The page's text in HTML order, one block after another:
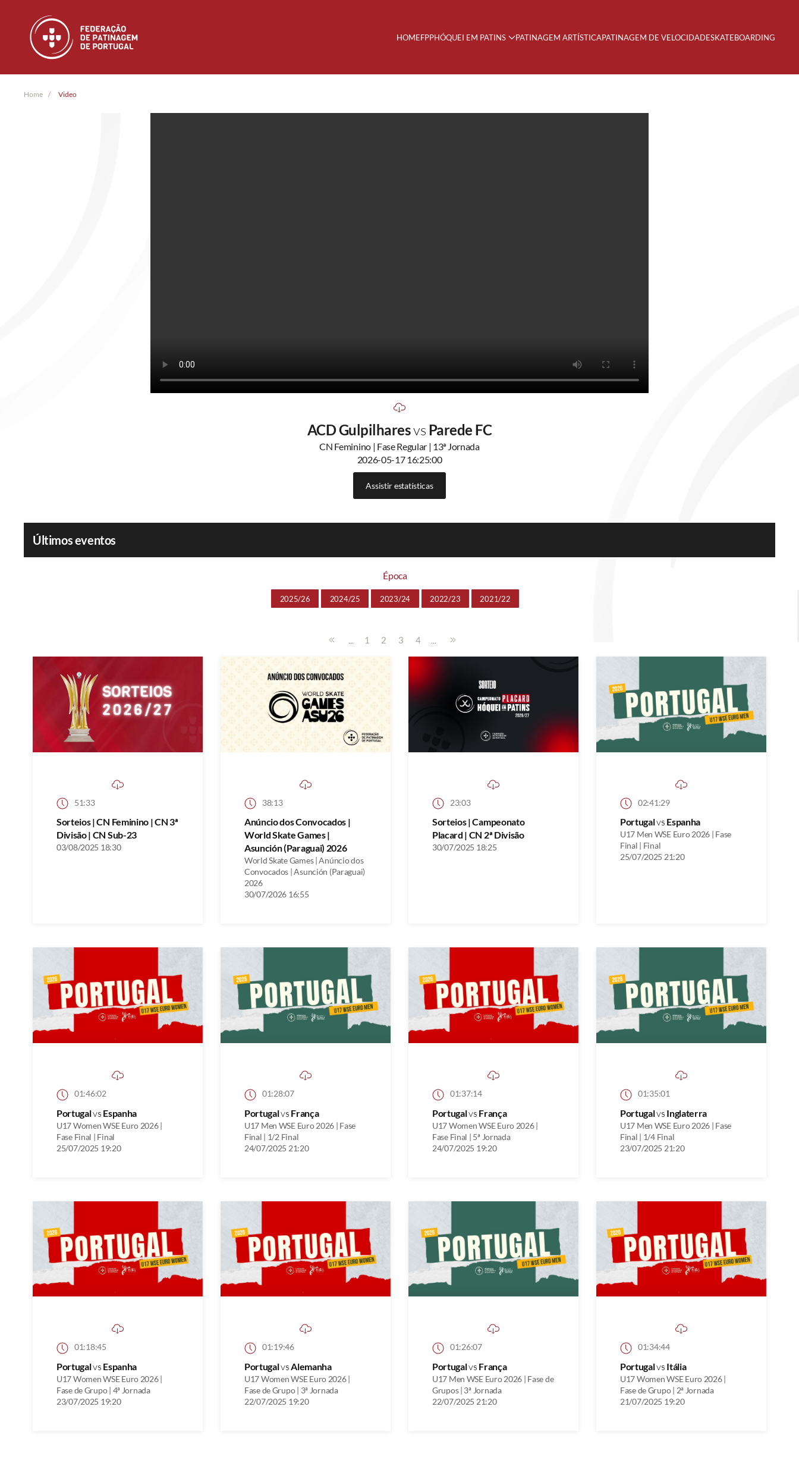
Skip to main content HOMEFPPHÓQUEI EM PATINS PATINAGEM ARTÍSTICAPATINAGEM DE VELOCIDADESKATEBOARDING
Home Video
ACD Gulpilharesvs Parede FC
CN Feminino | Fase Regular | 13ª Jornada
2026-05-17 16:25:00
Assistir estatísticas
Últimos eventos
Época
2025/26 2024/25 2023/24 2022/23 2021/22
... 1 2 3 4 ...
51:33
Sorteios | CN Feminino | CN 3ª
Divisão | CN Sub-23
03/08/2025 18:30
38:13
Anúncio dos Convocados |
World Skate Games |
Asunción (Paraguai) 2026
World Skate Games | Anúncio dos
Convocados | Asunción (Paraguai)
2026
30/07/2026 16:55
23:03
Sorteios | Campeonato
Placard | CN 2ª Divisão
30/07/2025 18:25
02:41:29
Portugalvs Espanha
U17 Men WSE Euro 2026 | Fase
Final | Final
25/07/2025 21:20
01:46:02
Portugalvs Espanha
U17 Women WSE Euro 2026 |
Fase Final | Final
25/07/2025 19:20
01:28:07
Portugalvs França
U17 Men WSE Euro 2026 | Fase
Final | 1/2 Final
24/07/2025 21:20
01:37:14
Portugalvs França
U17 Women WSE Euro 2026 |
Fase Final | 5ª Jornada
24/07/2025 19:20
01:35:01
Portugalvs Inglaterra
U17 Men WSE Euro 2026 | Fase
Final | 1/4 Final
23/07/2025 21:20
01:18:45
Portugalvs Espanha
U17 Women WSE Euro 2026 |
Fase de Grupo | 4ª Jornada
23/07/2025 19:20
01:19:46
PortugalvsAlemanha
U17 Women WSE Euro 2026 |
Fase de Grupo | 3ª Jornada
22/07/2025 19:20
01:26:07
Portugalvs França
U17 Men WSE Euro 2026 | Fase de
Grupos | 3ª Jornada
22/07/2025 21:20
01:34:44
Portugalvs Itália
U17 Women WSE Euro 2026 |
Fase de Grupo | 2ª Jornada
21/07/2025 19:20